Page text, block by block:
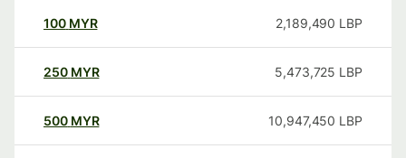
100 MYR 2,189,490 LBP
250 MYR 5,473,725 LBP
500 MYR 10,947,450 LBP